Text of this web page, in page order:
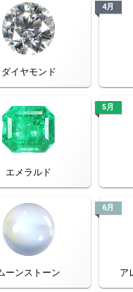
ダイヤモンド
4月
エメラルド
5月
ーンストーン
6月
ア